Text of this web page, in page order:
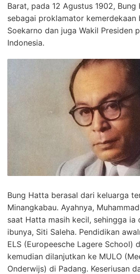
Barat, pada 12 Agustus 1902,
sebagai proklamator kemerdekaan
Soekarno dan juga Wakil Presiden
Indonesia.
Bung Hatta berasal dari keluarga
Minangkabau. Ayahnya,
saat Hatta masih kecil, sehingga ia
ibunya, Siti Saleha. Pendidikan
ELS (Europeesche Lagere School)
kemudian dilanjutkan ke MULO
Onderwijs) di Padang. Keseriusan